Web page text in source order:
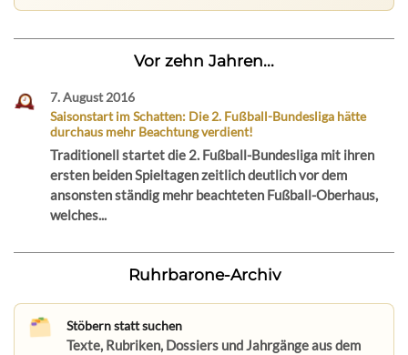
Vor zehn Jahren...
7. August 2016
Saisonstart im Schatten: Die 2. Fußball-Bundesliga hätte
durchaus mehr Beachtung verdient!
Traditionell startet die 2. Fußball-Bundesliga mit ihren
ersten beiden Spieltagen zeitlich deutlich vor dem
ansonsten ständig mehr beachteten Fußball-Oberhaus,
welches...
Ruhrbarone-Archiv
Stöbern statt suchen
Texte, Rubriken, Dossiers und Jahrgänge aus dem